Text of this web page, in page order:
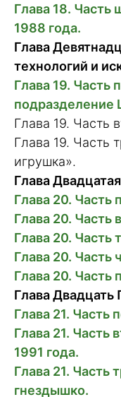
Глава 18. Часть
1988 года.
Глава
технологий и
Глава 19. Часть
подразделение
Глава 19. Часть
Глава 19. Часть
игрушка».
Глава
Глава 20. Часть
Глава 20. Часть
Глава 20. Часть
Глава 20. Часть
Глава 20. Часть
Глава
Глава 21. Часть
Глава 21. Часть
1991 года.
Глава 21. Часть
гнездышко.